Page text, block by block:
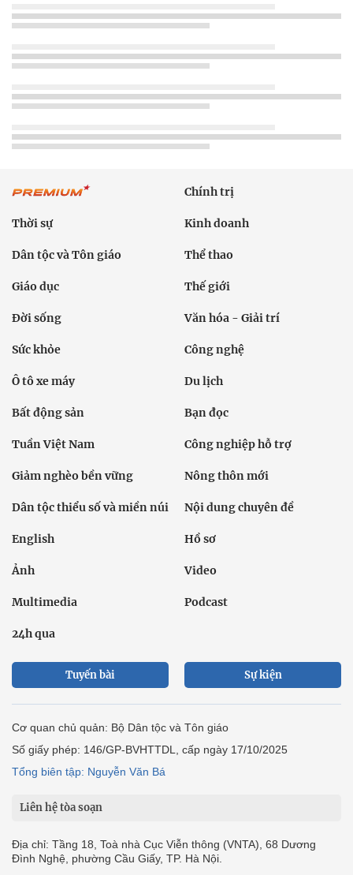
Chính trị
Thời sự Kinh doanh
Dân tộc và Tôn giáo Thể thao
Giáo dục Thế giới
Đời sống Văn hóa - Giải trí
Sức khỏe Công nghệ
Ô tô xe máy Du lịch
Bất động sản Bạn đọc
Tuần Việt Nam Công nghiệp hỗ trợ
Giảm nghèo bền vững Nông thôn mới
Dân tộc thiểu số và miền núi Nội dung chuyên đề
English Hồ sơ
Ảnh Video
Multimedia Podcast
24h qua
Tuyến bài Sự kiện
Cơ quan chủ quản: Bộ Dân tộc và Tôn giáo
Số giấy phép: 146/GP-BVHTTDL, cấp ngày 17/10/2025
Tổng biên tập: Nguyễn Văn Bá
Liên hệ tòa soạn
Địa chỉ: Tầng 18, Toà nhà Cục Viễn thông (VNTA), 68 Dương
Đình Nghệ, phường Cầu Giấy, TP. Hà Nội.